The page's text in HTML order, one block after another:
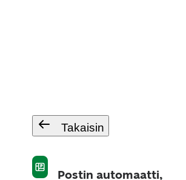
Takaisin
Postin automaatti,